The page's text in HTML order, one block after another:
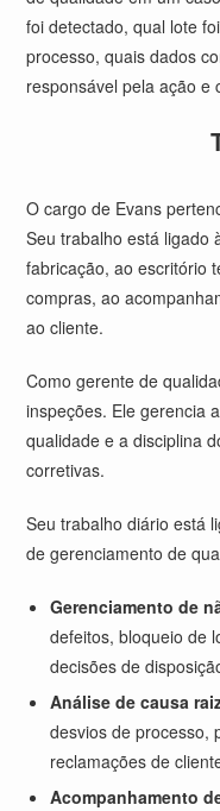
foi detectado, qual lote
processo, quais dados
responsável pela ação e
O cargo de Evans
Seu trabalho está ligado
fabricação, ao escritório
compras, ao
ao cliente.
Como gerente de
inspeções. Ele gerencia
qualidade e a disciplina
corretivas.
Seu trabalho diário está
de gerenciamento de
Gerenciamento de
defeitos, bloqueio de
decisões de
Análise de causa
desvios de processo,
reclamações de
Acompanhamento